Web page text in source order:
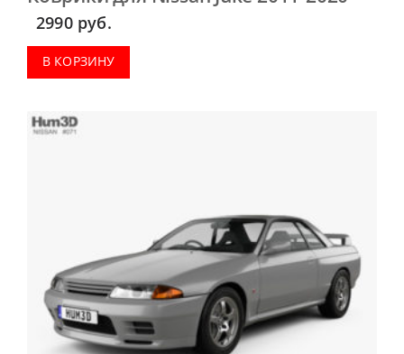
2990 руб.
В КОРЗИНУ